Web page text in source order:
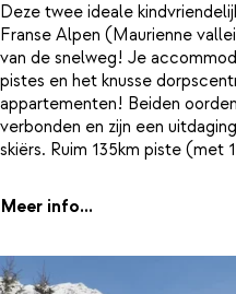
Deze twee ideale
Franse Alpen (Maurienne
van de snelweg! Je
pistes en het knusse
appartementen! Beiden
verbonden en zijn een
skiërs. Ruim 135km piste (met
Meer info...